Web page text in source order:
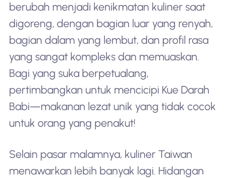
berubah menjadi kenikmatan kuliner saat
digoreng, dengan bagian luar yang renyah,
bagian dalam yang lembut, dan profil rasa
yang sangat kompleks dan memuaskan.
Bagi yang suka berpetualang,
pertimbangkan untuk mencicipi Kue Darah
Babi—makanan lezat unik yang tidak cocok
untuk orang yang penakut!
Selain pasar malamnya, kuliner Taiwan
menawarkan lebih banyak lagi. Hidangan